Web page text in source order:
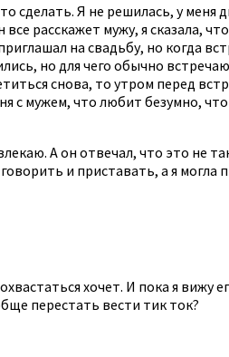
сделать. Я не решилась, у меня
расскажет мужу, я сказала,
на свадьбу, но когда
но для чего обычно
снова, то утром перед
с мужем, что любит безумно,
А он отвечал, что это не
и приставать, а я могла
хочет. И пока я вижу
перестать вести тик ток?